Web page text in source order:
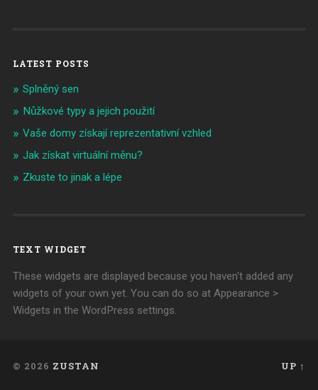
LATEST POSTS
Splněný sen
Nůžkové typy a jejich použití
Vaše domy získají reprezentativní vzhled
Jak získat virtuální měnu?
Zkuste to jinak a lépe
TEXT WIDGET
These widgets are displayed because you haven't added any
widgets of your own yet. You can do so at Appearance >
Widgets in the WordPress settings.
© 2026 ZUSTAN UP ↑